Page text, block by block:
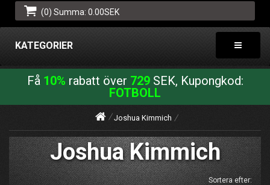
(0) Summa: 0.00SEK
KATEGORIER
Få 10% rabatt över 729SEK, Kupongkod:
FOTBOLL
Joshua Kimmich
Joshua Kimmich
Sortera efter: